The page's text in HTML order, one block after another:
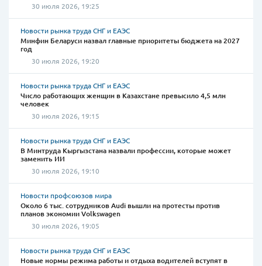
30 июля 2026, 19:25
Новости рынка труда СНГ и ЕАЭС
Минфин Беларуси назвал главные приоритеты бюджета на 2027
год
30 июля 2026, 19:20
Новости рынка труда СНГ и ЕАЭС
Число работающих женщин в Казахстане превысило 4,5 млн
человек
30 июля 2026, 19:15
Новости рынка труда СНГ и ЕАЭС
В Минтруда Кыргызстана назвали профессии, которые может
заменить ИИ
30 июля 2026, 19:10
Новости профсоюзов мира
Около 6 тыс. сотрудников Audi вышли на протесты против
планов экономии Volkswagen
30 июля 2026, 19:05
Новости рынка труда СНГ и ЕАЭС
Новые нормы режима работы и отдыха водителей вступят в